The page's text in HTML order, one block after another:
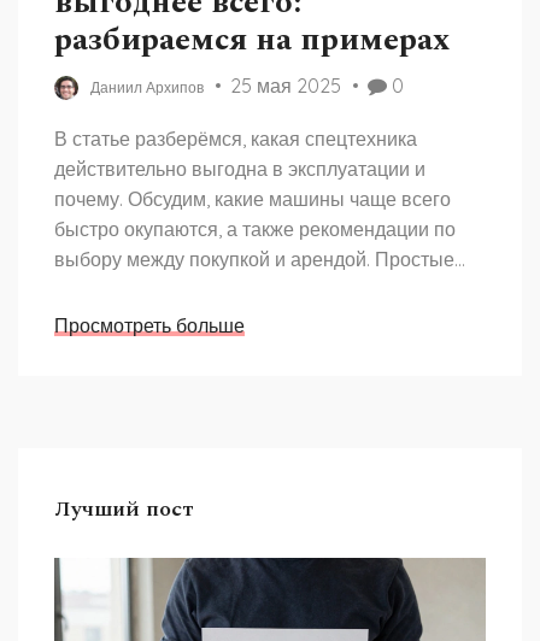
разбираемся на примерах
Даниил Архипов 25 мая 2025 0
В статье разберёмся, какая спецтехника
действительно выгодна в эксплуатации и
почему. Обсудим, какие машины чаще всего
быстро окупаются, а также рекомендации по
выбору между покупкой и арендой. Простые
сэкономить деньги в будущем. Примеры из
Просмотреть больше
Лучший пост